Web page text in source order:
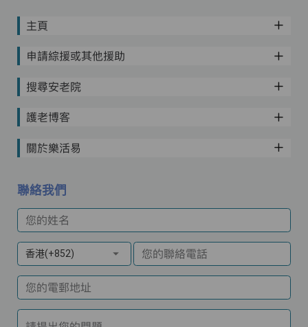
主頁
申請綜援或其他援助
搜尋安老院
護老博客
關於樂活易
聯絡我們
您的姓名
香港(+852) 您的聯絡電話
您的電郵地址